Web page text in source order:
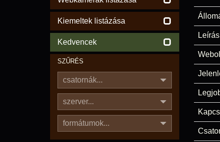
Kiemeltek listázása
Kedvencek
SZŰRÉS
csatornák...
szerver...
formátumok...